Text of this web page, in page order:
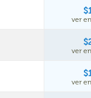
ver
ver
ver